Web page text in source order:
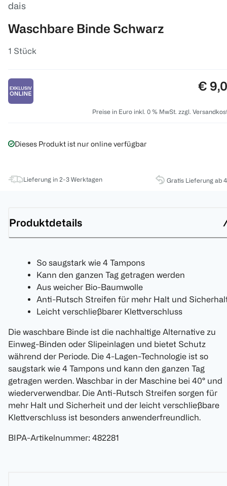
dais
Waschbare Binde Schwarz
1 Stück
€
Preise in Euro inkl. 0 % MwSt. zzgl.
Dieses Produkt ist nur online verfügbar
Lieferung in 2-3 Werktagen Gratis Lieferung ab
Produktdetails
So saugstark wie 4 Tampons
Kann den ganzen Tag getragen werden
Aus weicher Bio-Baumwolle
Anti-Rutsch Streifen für mehr Halt und
Leicht verschließbarer Klettverschluss
Die waschbare Binde ist die nachhaltige Alternative zu
Einweg-Binden oder Slipeinlagen und bietet Schutz
während der Periode. Die 4-Lagen-Technologie ist so
saugstark wie 4 Tampons und kann den ganzen Tag
getragen werden. Waschbar in der Maschine bei 40° und
wiederverwendbar. Die Anti-Rutsch Streifen sorgen für
mehr Halt und Sicherheit und der leicht verschließbare
Klettverschluss ist besonders anwenderfreundlich.
BIPA-Artikelnummer: 482281